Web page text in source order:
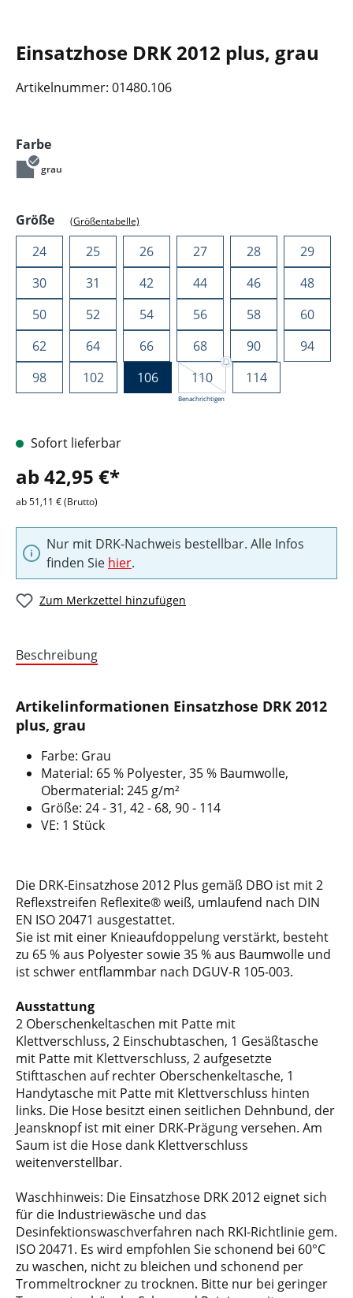
Einsatzhose DRK 2012 plus, grau
Artikelnummer: 01480.106
Farbeauswählen
grau
Größeauswählen
(Größentabelle)
24 25 26 27 28
29
30
31 42 44 46
48
50
52 54 56 58
60
62
64 66 68 90
94
98
102 106 110
Benachrichtigen
114
Sofort lieferbar
ab 42,95 €*
ab 51,11 € (Brutto)
Nur mit DRK-Nachweis bestellbar. Alle Infos
finden Sie hier.
Zum Merkzettel hinzufügen
Beschreibung
Artikelinformationen Einsatzhose DRK 2012
plus, grau
Farbe: Grau
Material: 65 % Polyester, 35 % Baumwolle,
Obermaterial: 245 g/m²
Größe: 24 - 31, 42 - 68, 90 - 114
VE: 1 Stück
Die DRK-Einsatzhose 2012 Plus gemäß DBO ist mit 2
Reflexstreifen Reflexite® weiß, umlaufend nach DIN
EN ISO 20471 ausgestattet.
Sie ist mit einer Knieaufdoppelung verstärkt, besteht
zu 65 % aus Polyester sowie 35 % aus Baumwolle und
ist schwer entflammbar nach DGUV-R 105-003.
Ausstattung
2 Oberschenkeltaschen mit Patte mit
Klettverschluss, 2 Einschubtaschen, 1 Gesäßtasche
mit Patte mit Klettverschluss, 2 aufgesetzte
Stifttaschen auf rechter Oberschenkeltasche, 1
Handytasche mit Patte mit Klettverschluss hinten
links. Die Hose besitzt einen seitlichen Dehnbund, der
Jeansknopf ist mit einer DRK-Prägung versehen. Am
Saum ist die Hose dank Klettverschluss
weitenverstellbar.
Waschhinweis: Die Einsatzhose DRK 2012 eignet sich
für die Industriewäsche und das
Desinfektionswaschverfahren nach RKI-Richtlinie gem.
ISO 20471. Es wird empfohlen Sie schonend bei 60°C
zu waschen, nicht zu bleichen und schonend per
Trommeltrockner zu trocknen. Bitte nur bei geringer